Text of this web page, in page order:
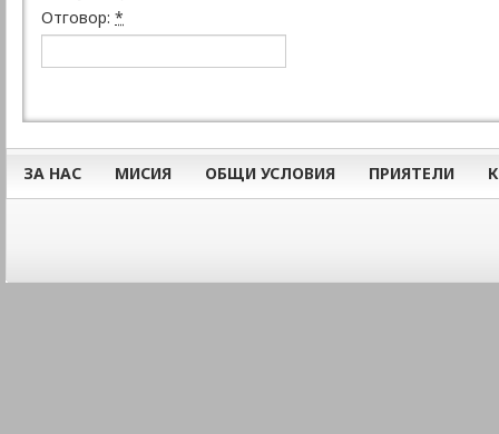
Отговор: *
ЗА НАС МИСИЯ ОБЩИ УСЛОВИЯ ПРИЯТЕЛИ